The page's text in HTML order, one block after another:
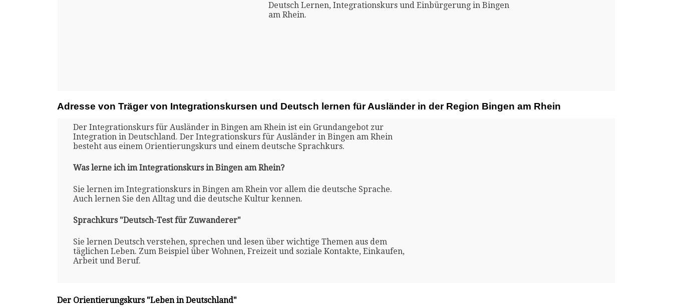
Deutsch Lernen, Integrationskurs und Einbürgerung in Bingen
am Rhein.
Adresse von Träger von Integrationskursen und Deutsch lernen für Ausländer in der Region Bingen am Rhein
Der Integrationskurs für Ausländer in Bingen am Rhein ist ein Grundangebot zur
Integration in Deutschland. Der Integrationskurs für Ausländer in Bingen am Rhein
besteht aus einem Orientierungskurs und einem deutsche Sprachkurs.
Was lerne ich im Integrationskurs in Bingen am Rhein?
Sie lernen im Integrationskurs in Bingen am Rhein vor allem die deutsche Sprache.
Auch lernen Sie den Alltag und die deutsche Kultur kennen.
Sprachkurs "Deutsch-Test für Zuwanderer"
Sie lernen Deutsch verstehen, sprechen und lesen über wichtige Themen aus dem
täglichen Leben. Zum Beispiel über Wohnen, Freizeit und soziale Kontakte, Einkaufen,
Arbeit und Beruf.
Der Orientierungskurs "Leben in Deutschland"